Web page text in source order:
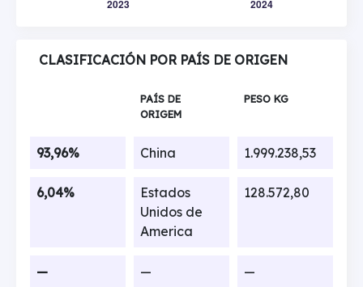
CLASIFICACIÓN POR PAÍS DE ORIGEN
PAÍS DE
ORIGEM
PESO KG
93,96% China 1.999.238,53
6,04%
Estados
Unidos de
America
128.572,80
— — —